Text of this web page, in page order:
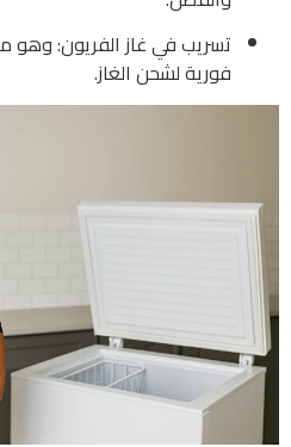
تسريب في غاز الفريون: وهو
فورية لشحن الغاز.